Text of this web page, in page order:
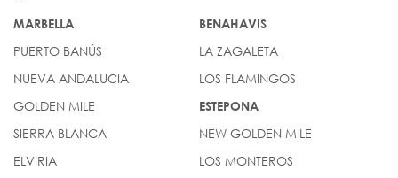
MARBELLA
PUERTO BANÚS
NUEVA ANDALUCIA
GOLDEN MILE
SIERRA BLANCA
ELVIRIA
BENAHAVIS
LA ZAGALETA
LOS FLAMINGOS
ESTEPONA
NEW GOLDEN MILE
LOS MONTEROS